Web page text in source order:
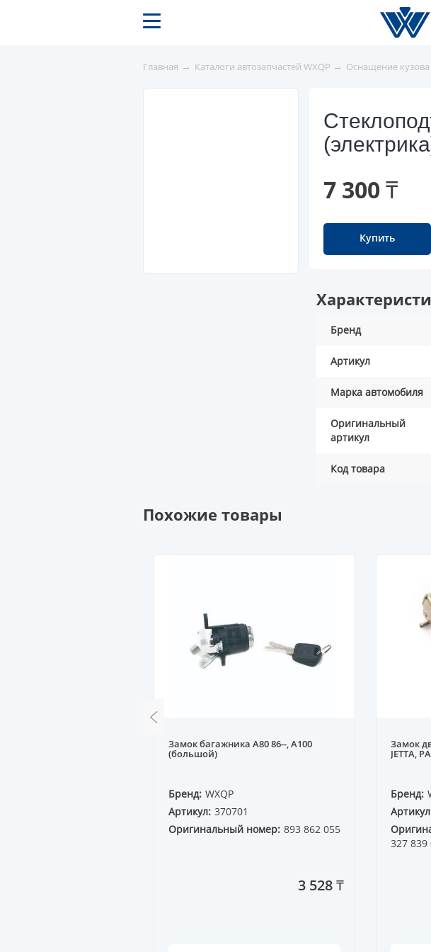
Главная → Каталоги автозапчастей WXQP → Оснащение кузова
7 300 ₸
Купить
Бренд
Артикул
Марка автомобиля
Оригинальный
артикул
Код товара
Похожие товары
Замок багажника A80 86--, A100
(большой)
Бренд: WXQP
Артикул: 370701
Оригинальный номер: 893 862 055
3 528 ₸
Замок
JETTA,
Бренд:
327 839